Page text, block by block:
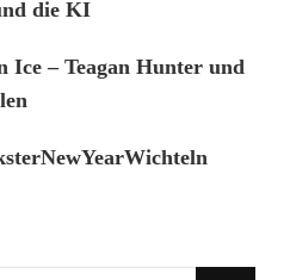
die KI
Ice – Teagan Hunter und